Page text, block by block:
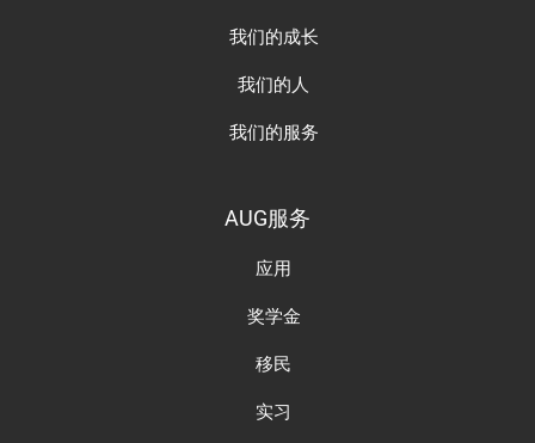
我们的成长
我们的人
我们的服务
AUG服务
应用
奖学金
移民
实习